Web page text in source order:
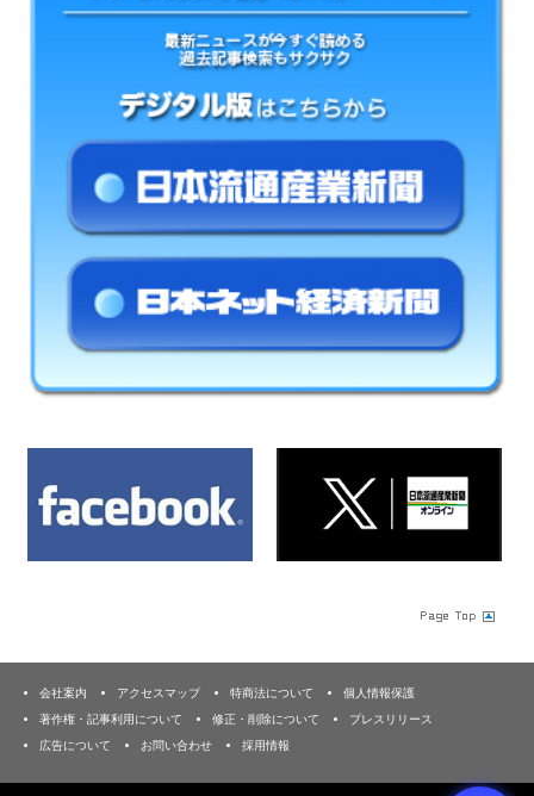
会社案内 アクセスマップ 特商法について
個人情報保護
著作権・記事利用について
修正・削除について
プレスリリース
広告について
お問い合わせ 採用情報